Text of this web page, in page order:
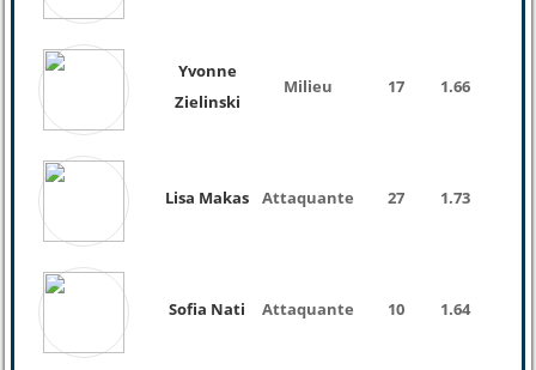
Yvonne
Zielinski
Milieu 17 1.66
Lisa Makas Attaquante 27 1.73
Sofia Nati Attaquante 10 1.64